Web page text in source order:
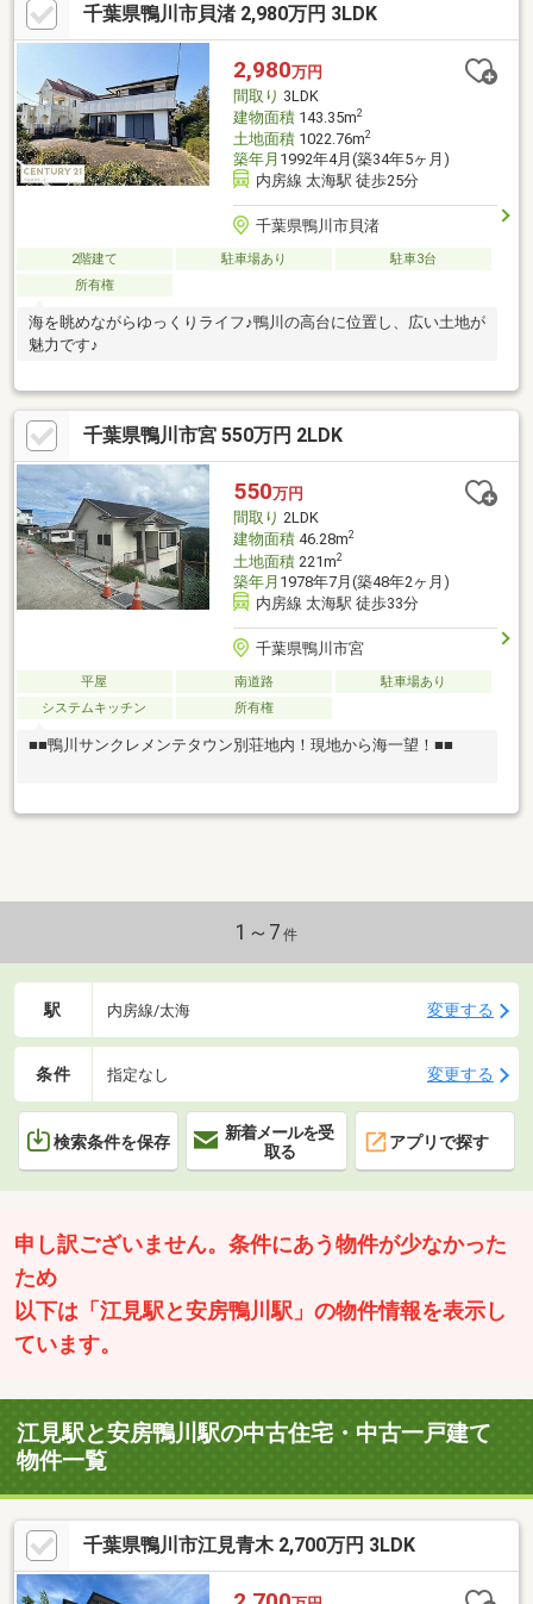
千葉県鴨川市貝渚 2,980万円 3LDK
2,980万円
間取り 3LDK
建物面積143.35m2
土地面積1022.76m2
築年月 1992年4月(築34年5ヶ月)
内房線 太海駅 徒歩25分
千葉県鴨川市貝渚
2階建て 駐車場あり
駐車3台
所有権
海を眺めながらゆっくりライフ♪鴨川の高台に位置し、広い土地が
魅力です♪
千葉県鴨川市宮 550万円 2LDK
550万円
間取り 2LDK
建物面積46.28m2
土地面積221m2
築年月 1978年7月(築48年2ヶ月)
内房線 太海駅 徒歩33分
千葉県鴨川市宮
平屋 南道路
駐車場あり
システムキッチン
所有権
■■鴨川サンクレメンテタウン別荘地内！現地から海一望！■■
1～7 件
駅 内房線/太海 変更する
条件 指定なし 変更する
検索条件を保存
新着メールを受
取る
アプリで探す
申し訳ございません。条件にあう物件が少なかった
ため
以下は「江見駅と安房鴨川駅」の物件情報を表示し
ています。
江見駅と安房鴨川駅の中古住宅・中古一戸建て
物件一覧
千葉県鴨川市江見青木 2,700万円 3LDK